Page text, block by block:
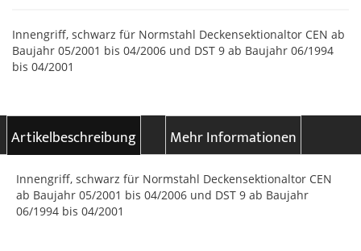
Innengriff, schwarz für Normstahl Deckensektionaltor CEN ab
Baujahr 05/2001 bis 04/2006 und DST 9 ab Baujahr 06/1994
bis 04/2001
Artikelbeschreibung Mehr Informationen
Innengriff, schwarz für Normstahl Deckensektionaltor CEN
ab Baujahr 05/2001 bis 04/2006 und DST 9 ab Baujahr
06/1994 bis 04/2001